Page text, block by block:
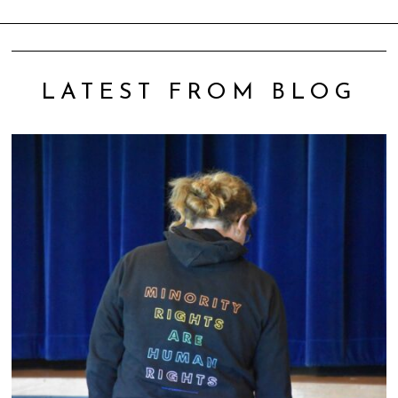
LATEST FROM BLOG